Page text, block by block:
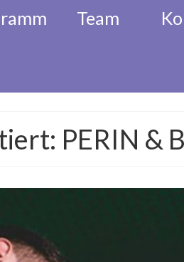
Team
PERIN &